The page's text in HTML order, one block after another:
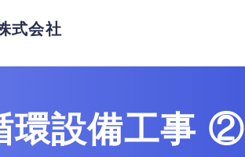
式会社
環設備工事 ②